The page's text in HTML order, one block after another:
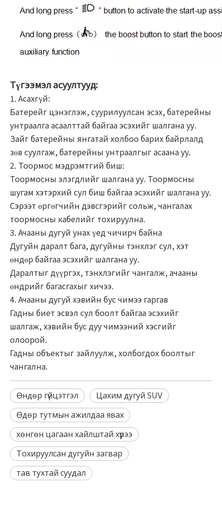
Түгээмэл асуултууд:
1. Асахгүй:
Батерейг цэнэглэж, суурилуулсан эсэх, батерейны
унтраалга асаалттай байгаа эсэхийг шалгана уу.
Зайг батерейны янгатай холбоо барих байрлалд
зөв суулгаж, батерейны унтраалгыг асаана уу.
2. Тоормос мэдрэмтгий биш:
Тоормосны элэгдлийг шалгана уу. Тоормосны
шугам хэтэрхий сул биш байгаа эсэхийг шалгана уу.
Сэрээт өргөгчийн дэвсгэрийг сольж, чангалах
тоормосны кабелийг тохируулна.
3. Ачааны дугуй унах үед чичирч байна
Дугуйн даралт бага, дугуйны тэнхлэг сул, хэт
өндөр байгаа эсэхийг шалгана уу.
Даралтыг дүүргэх, тэнхлэгийг чангалж, ачааны
өндрийг багасгахыг хичээ.
4. Ачааны дугуй хэвийн бус чимээ гаргав
Гадны биет эсвэл сул боолт байгаа эсэхийг
шалгаж, хэвийн бус дуу чимээний хэсгийг
олоорой.
Гадны объектыг зайлуулж, холбогдох боолтыг
чангална.
Өндөр гүйцэтгэл
Цахим дугуй SUV
Өдөр тутмын ажилдаа явах
хөнгөн цагаан хайлштай хүрээ
Тохируулсан дугуйн загвар
тав тухтай суудал